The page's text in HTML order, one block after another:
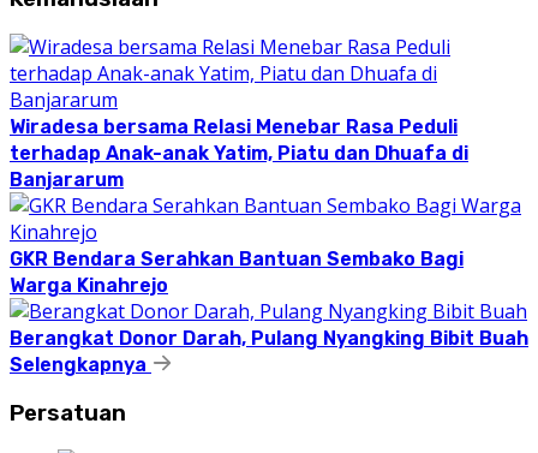
Wiradesa bersama Relasi Menebar Rasa Peduli
terhadap Anak-anak Yatim, Piatu dan Dhuafa di
Banjararum
GKR Bendara Serahkan Bantuan Sembako Bagi
Warga Kinahrejo
Berangkat Donor Darah, Pulang Nyangking Bibit Buah
Selengkapnya
Persatuan